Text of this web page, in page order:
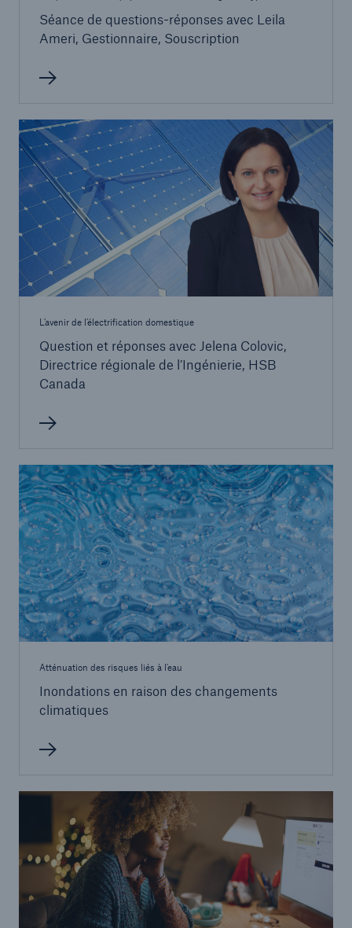
Séance de questions-réponses avec Leila
Ameri, Gestionnaire, Souscription
L’avenir de l’électrification domestique
Question et réponses avec Jelena Colovic,
Directrice régionale de l’Ingénierie, HSB
Canada
Atténuation des risques liés à l’eau
Inondations en raison des changements
climatiques